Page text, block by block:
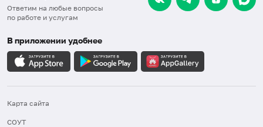
Ответим на любые вопросы
по работе и услугам
В приложении удобнее
Карта сайта
СОУТ